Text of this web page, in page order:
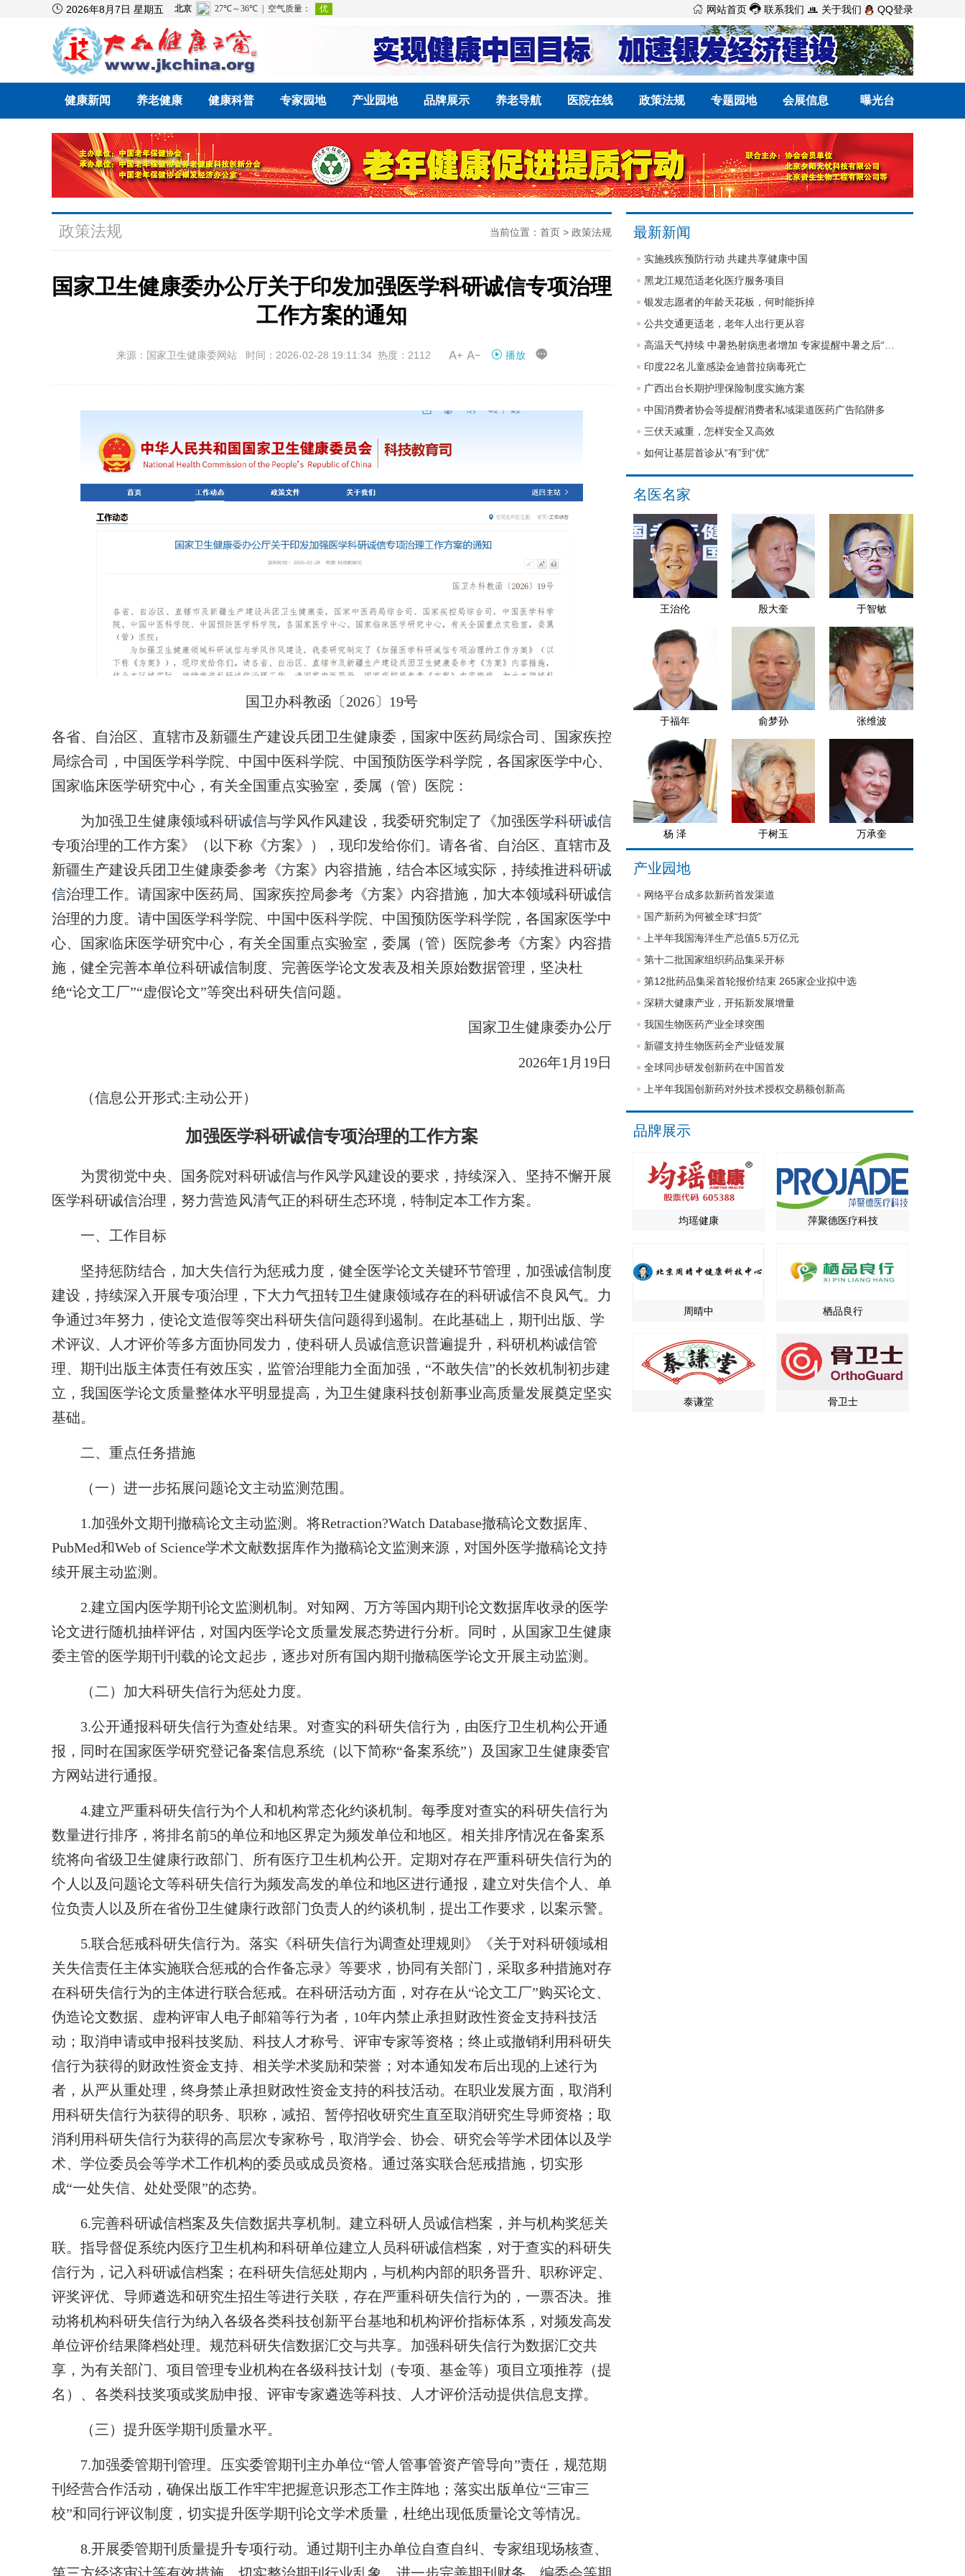
 2026年8月7日 星期五  网站首页  联系我们  关于我们 QQ登录
健康新闻 养老健康 健康科普 专家园地 产业园地 品牌展示 养老导航 医院在线 政策法规 专题园地 会展信息 曝光台
政策法规 当前位置： 首页 > 政策法规
国家卫生健康委办公厅关于印发加强医学科研诚信专项治理
工作方案的通知
来源：国家卫生健康委网站 时间：2026-02-28 19:11:34 热度：2112  播放 
国卫办科教函〔2026〕19号
各省、自治区、直辖市及新疆生产建设兵团卫生健康委，国家中医药局综合司、国家疾控
局综合司，中国医学科学院、中国中医科学院、中国预防医学科学院，各国家医学中心、
国家临床医学研究中心，有关全国重点实验室，委属（管）医院：
为加强卫生健康领域科研诚信与学风作风建设，我委研究制定了《加强医学科研诚信
专项治理的工作方案》（以下称《方案》），现印发给你们。请各省、自治区、直辖市及
新疆生产建设兵团卫生健康委参考《方案》内容措施，结合本区域实际，持续推进科研诚
信治理工作。请国家中医药局、国家疾控局参考《方案》内容措施，加大本领域科研诚信
治理的力度。请中国医学科学院、中国中医科学院、中国预防医学科学院，各国家医学中
心、国家临床医学研究中心，有关全国重点实验室，委属（管）医院参考《方案》内容措
施，健全完善本单位科研诚信制度、完善医学论文发表及相关原始数据管理，坚决杜
绝“论文工厂”“虚假论文”等突出科研失信问题。
国家卫生健康委办公厅
2026年1月19日
（信息公开形式:主动公开）
加强医学科研诚信专项治理的工作方案
为贯彻党中央、国务院对科研诚信与作风学风建设的要求，持续深入、坚持不懈开展
医学科研诚信治理，努力营造风清气正的科研生态环境，特制定本工作方案。
一、工作目标
坚持惩防结合，加大失信行为惩戒力度，健全医学论文关键环节管理，加强诚信制度
建设，持续深入开展专项治理，下大力气扭转卫生健康领域存在的科研诚信不良风气。力
争通过3年努力，使论文造假等突出科研失信问题得到遏制。在此基础上，期刊出版、学
术评议、人才评价等多方面协同发力，使科研人员诚信意识普遍提升，科研机构诚信管
理、期刊出版主体责任有效压实，监管治理能力全面加强，“不敢失信”的长效机制初步建
立，我国医学论文质量整体水平明显提高，为卫生健康科技创新事业高质量发展奠定坚实
基础。
二、重点任务措施
（一）进一步拓展问题论文主动监测范围。
1.加强外文期刊撤稿论文主动监测。将Retraction?Watch Database撤稿论文数据库、
PubMed和Web of Science学术文献数据库作为撤稿论文监测来源，对国外医学撤稿论文持
续开展主动监测。
2.建立国内医学期刊论文监测机制。对知网、万方等国内期刊论文数据库收录的医学
论文进行随机抽样评估，对国内医学论文质量发展态势进行分析。同时，从国家卫生健康
委主管的医学期刊刊载的论文起步，逐步对所有国内期刊撤稿医学论文开展主动监测。
（二）加大科研失信行为惩处力度。
3.公开通报科研失信行为查处结果。对查实的科研失信行为，由医疗卫生机构公开通
报，同时在国家医学研究登记备案信息系统（以下简称“备案系统”）及国家卫生健康委官
方网站进行通报。
4.建立严重科研失信行为个人和机构常态化约谈机制。每季度对查实的科研失信行为
数量进行排序，将排名前5的单位和地区界定为频发单位和地区。相关排序情况在备案系
统将向省级卫生健康行政部门、所有医疗卫生机构公开。定期对存在严重科研失信行为的
个人以及问题论文等科研失信行为频发高发的单位和地区进行通报，建立对失信个人、单
位负责人以及所在省份卫生健康行政部门负责人的约谈机制，提出工作要求，以案示警。
5.联合惩戒科研失信行为。落实《科研失信行为调查处理规则》《关于对科研领域相
关失信责任主体实施联合惩戒的合作备忘录》等要求，协同有关部门，采取多种措施对存
在科研失信行为的主体进行联合惩戒。在科研活动方面，对存在从“论文工厂”购买论文、
伪造论文数据、虚构评审人电子邮箱等行为者，10年内禁止承担财政性资金支持科技活
动；取消申请或申报科技奖励、科技人才称号、评审专家等资格；终止或撤销利用科研失
信行为获得的财政性资金支持、相关学术奖励和荣誉；对本通知发布后出现的上述行为
者，从严从重处理，终身禁止承担财政性资金支持的科技活动。在职业发展方面，取消利
用科研失信行为获得的职务、职称，减招、暂停招收研究生直至取消研究生导师资格；取
消利用科研失信行为获得的高层次专家称号，取消学会、协会、研究会等学术团体以及学
术、学位委员会等学术工作机构的委员或成员资格。通过落实联合惩戒措施，切实形
成“一处失信、处处受限”的态势。
6.完善科研诚信档案及失信数据共享机制。建立科研人员诚信档案，并与机构奖惩关
联。指导督促系统内医疗卫生机构和科研单位建立人员科研诚信档案，对于查实的科研失
信行为，记入科研诚信档案；在科研失信惩处期内，与机构内部的职务晋升、职称评定、
评奖评优、导师遴选和研究生招生等进行关联，存在严重科研失信行为的，一票否决。推
动将机构科研失信行为纳入各级各类科技创新平台基地和机构评价指标体系，对频发高发
单位评价结果降档处理。规范科研失信数据汇交与共享。加强科研失信行为数据汇交共
享，为有关部门、项目管理专业机构在各级科技计划（专项、基金等）项目立项推荐（提
名）、各类科技奖项或奖励申报、评审专家遴选等科技、人才评价活动提供信息支撑。
（三）提升医学期刊质量水平。
7.加强委管期刊管理。压实委管期刊主办单位“管人管事管资产管导向”责任，规范期
刊经营合作活动，确保出版工作牢牢把握意识形态工作主阵地；落实出版单位“三审三
校”和同行评议制度，切实提升医学期刊论文学术质量，杜绝出现低质量论文等情况。
8.开展委管期刊质量提升专项行动。通过期刊主办单位自查自纠、专家组现场核查、
最新新闻
实施残疾预防行动 共建共享健康中国
黑龙江规范适老化医疗服务项目
银发志愿者的年龄天花板，何时能拆掉
公共交通更适老，老年人出行更从容
印度22名儿童感染金迪普拉病毒死亡
广西出台长期护理保险制度实施方案
中国消费者协会等提醒消费者私域渠道医药广告陷阱多
三伏天减重，怎样安全又高效
如何让基层首诊从“有”到“优”
名医名家
王治伦 殷大奎 于智敏
于福年 俞梦孙 张维波
杨 泽 于树玉 万承奎
产业园地
网络平台成多款新药首发渠道
国产新药为何被全球“扫货”
上半年我国海洋生产总值5.5万亿元
第十二批国家组织药品集采开标
第12批药品集采首轮报价结束 265家企业拟中选
深耕大健康产业，开拓新发展增量
我国生物医药产业全球突围
新疆支持生物医药全产业链发展
全球同步研发创新药在中国首发
上半年我国创新药对外技术授权交易额创新高
品牌展示
均瑶健康 萍聚德医疗科技
周晴中 栖品良行
泰谦堂 骨卫士